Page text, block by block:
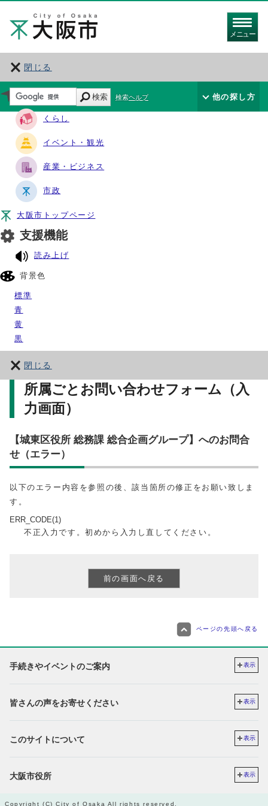
メニュー
閉じる
サイト・ナビ
くらし
イベント・観光
産業・ビジネス
市政
大阪市トップページ
支援機能
読み上げ
背景色
標準
青
黄
黒
閉じる
検索 検索ヘルプ 他の探し方
所属ごとお問い合わせフォーム（入
力画面）
【城東区役所 総務課 総合企画グループ】へのお問合
せ（エラー）
以下のエラー内容を参照の後、該当箇所の修正をお願い致しま
す。
ERR_CODE(1)
不正入力です。初めから入力し直してください。
ページの先頭へ戻る
手続きやイベントのご案内 表示
皆さんの声をお寄せください 表示
このサイトについて 表示
大阪市役所 表示
Copyright (C) City of Osaka All rights reserved.